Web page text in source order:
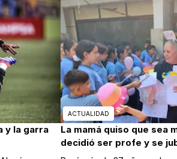
y la garra
ACTUALIDAD
La mamá quiso que sea
decidió ser profe y se